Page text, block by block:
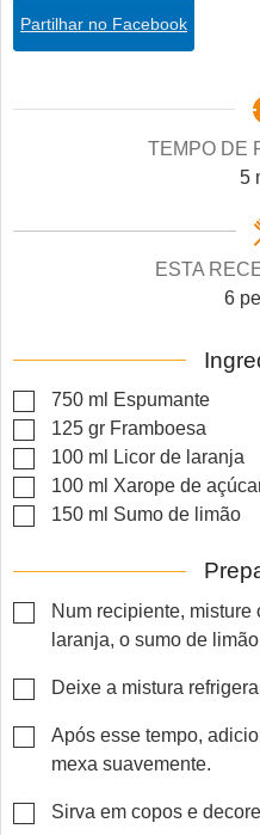
Partilhar no Facebook
TEMPO DE
5
ESTA
6
▢
750 ml Espumante
▢
125 gr Framboesa
▢
100 ml
Licor de laranja
▢
100 ml Xarope de
▢
150 ml Sumo de limão
▢
Num recipiente, misture
laranja, o sumo de
▢
Deixe a mistura
▢
Após esse tempo,
mexa suavemente.
▢
Sirva em copos e